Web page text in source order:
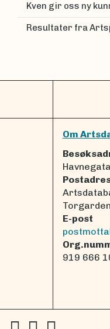
Kven gir oss ny
Resultater fra
Om
E-post
919 666